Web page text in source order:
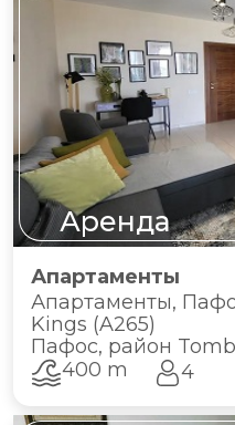
Аренда
Апартаменты
Апартаменты,
Kings (A265)
Пафос, район
400 m
4